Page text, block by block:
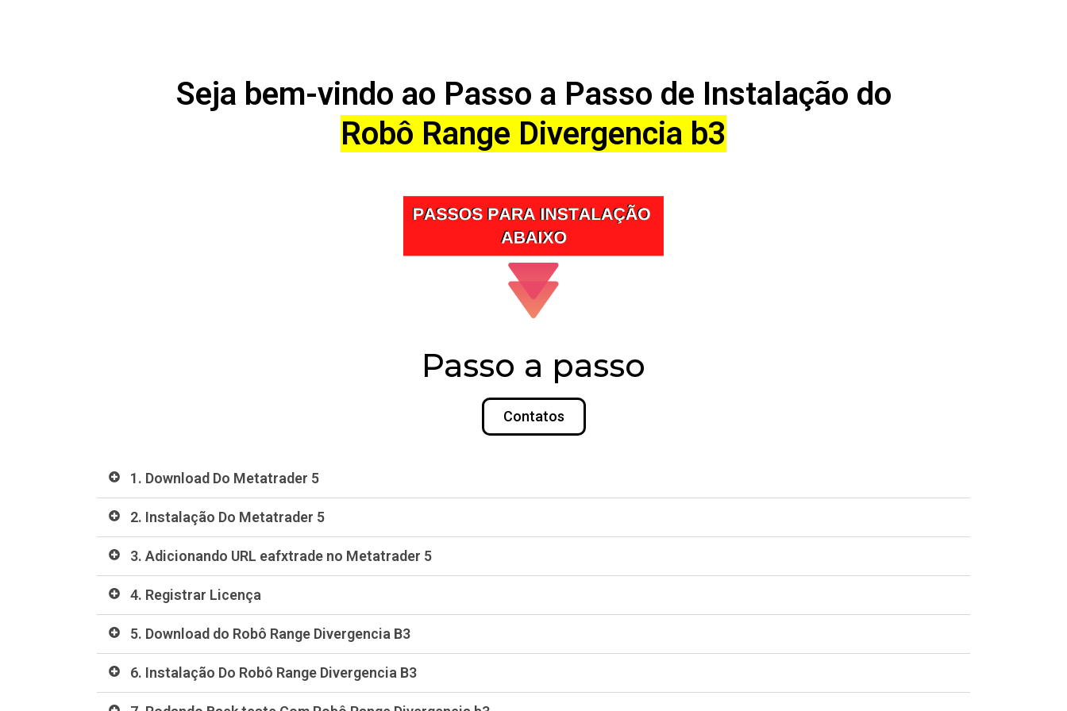
Seja bem-vindo ao Passo a Passo de Instalação do
Robô Range Divergencia b3
Passo a passo
Contatos
1. Download Do Metatrader 5
2. Instalação Do Metatrader 5
3. Adicionando URL eafxtrade no Metatrader 5
4. Registrar Licença
5. Download do Robô Range Divergencia B3
6. Instalação Do Robô Range Divergencia B3